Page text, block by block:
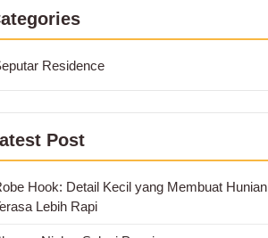
Residence
Post
Hook: Detail Kecil yang Membuat Hunian
Lebih Rapi